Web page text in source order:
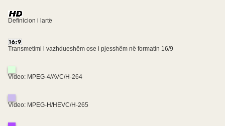
Definicion i lartë
Transmetimi i vazhdueshëm ose i pjesshëm në formatin 16/9
Video: MPEG-4/AVC/H-264
Video: MPEG-H/HEVC/H-265